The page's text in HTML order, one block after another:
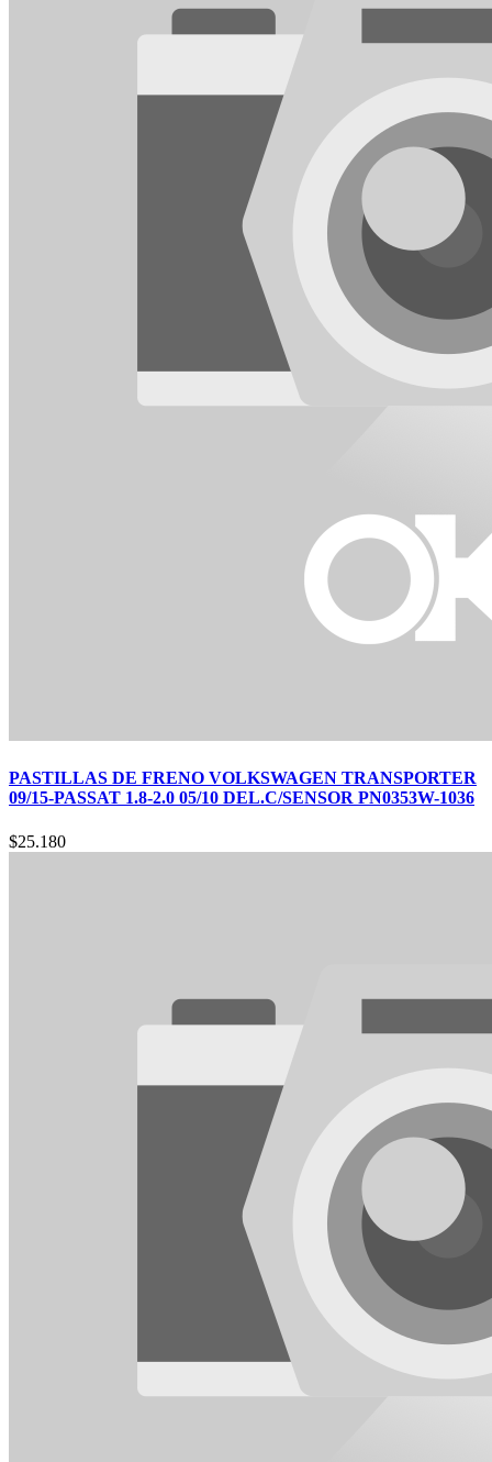
PASTILLAS DE FRENO VOLKSWAGEN TRANSPORTER
09/15-PASSAT 1.8-2.0 05/10 DEL.C/SENSOR PN0353W-1036
$25.180